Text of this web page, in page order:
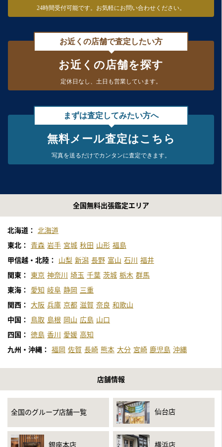
24時間受付可能です。 お気軽にお問い合わせください。
お近くの店舗で査定したい方
お近くの店舗を探す
定休日なし、 土日も営業しています。
まずは査定してみたい方へ
無料メール査定はこちら
写真を送るだけでカンタンに査定できます。
全国無料出張鑑定エリア
北海道： 北海道
東北： 青森 岩手 宮城 秋田 山形 福島
甲信越・北陸：
山梨 新潟 長野 富山 石川 福井
関東：
東京 神奈川 埼玉 千葉 茨城 栃木 群馬
東海：
愛知 岐阜 静岡 三重
関西： 大阪 兵庫 京都 滋賀 奈良 和歌山
中国：
鳥取 島根 岡山 広島 山口
四国： 徳島 香川 愛媛 高知
九州・沖縄： 福岡 佐賀 長崎 熊本 大分 宮崎 鹿児島 沖縄
店舗情報
全国のグループ店舗一覧 仙台店
銀座本店 横浜店